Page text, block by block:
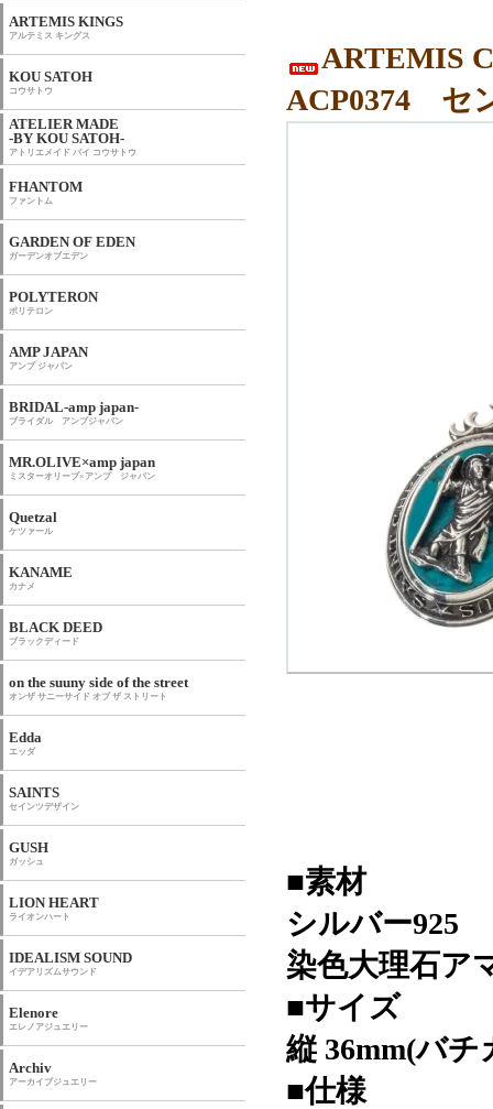
ARTEMIS
ACP0374 セ
■素材
シルバー925
染色大理石ア
■サイズ
縦 36mm(バチ
■仕様
ARTEMIS KINGS
アルテミス キングス
KOU SATOH
コウサトウ
ATELIER MADE
-BY KOU SATOH-
アトリエメイド バイ コウサトウ
FHANTOM
ファントム
GARDEN OF EDEN
ガーデンオブエデン
POLYTERON
ポリテロン
AMP JAPAN
アンプ ジャパン
BRIDAL-amp japan-
ブライダル アンプジャパン
MR.OLIVE×amp japan
ミスターオリーブ×アンプ ジャパン
Quetzal
ケツァール
KANAME
カナメ
BLACK DEED
ブラックディード
on the suuny side of the street
オンザ サニーサイド オブ ザ ストリート
Edda
エッダ
SAINTS
セインツデザイン
GUSH
ガッシュ
LION HEART
ライオンハート
IDEALISM SOUND
イデアリズムサウンド
Elenore
エレノアジュエリー
Archiv
アーカイブジュエリー